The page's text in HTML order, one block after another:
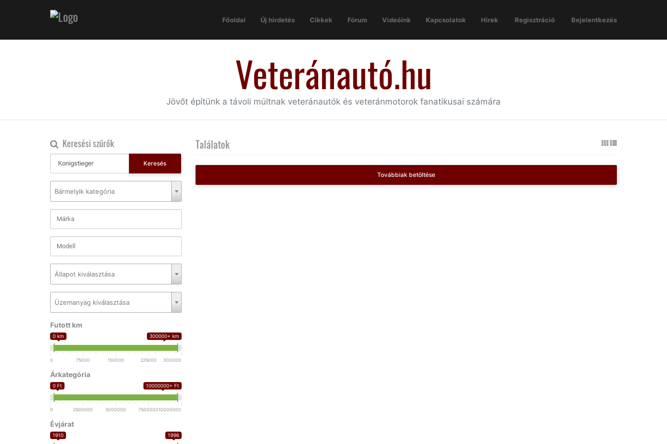
Főoldal Új hirdetés Cikkek Fórum Videóink Kapcsolatok Hírek Regisztráció Bejelentkezés
Veteránautó.hu
Jövőt építünk a távoli múltnak veteránautók és veteránmotorok fanatikusai számára
Keresési szűrők
Keresés
Bármelyik kategória
Állapot kiválasztása
Üzemanyag kiválasztása
Futott km
0 km 300000+ km
0 75000 150000 225000 300000
Árkategória
0 Ft 10000000+ Ft
0 2500000 5000000 750000010000000
Évjárat
1910 1996
Találatok
Továbbiak betöltése